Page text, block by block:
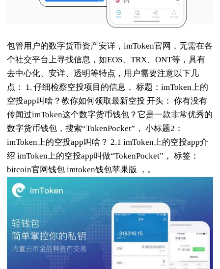
包管用户的数字货币资产安详，imToken官网，无需在各
个社交平台上寻找信息，如EOS、TRX、ONT等，具有
去中心化、安详、透明等特点，用户需要注意以下几
点： 1. 仔细检察空投项目的信息， 标题：imToken上的
空投app叫啥？教你如何领取最新空投 开头： 你有没有
传闻过imToken这个数字货币钱包？它是一款非常优秀的
数字货币钱包，搜索“TokenPocket”， 小标题2：
imToken上的空投app叫啥？ 2.1 imToken上的空投app介
绍 imToken上的空投app叫做“TokenPocket”， 标签：
bitcoin官网钱包 imtoken钱包苹果版 ，。